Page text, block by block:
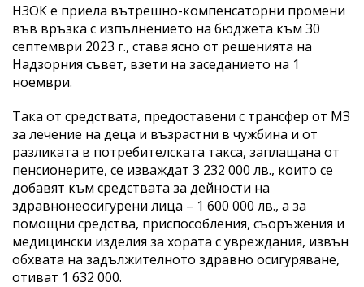
НЗОК е приела вътрешно-компенсаторни промени
във връзка с изпълнението на бюджета към 30
септември 2023 г., става ясно от решенията на
Надзорния съвет, взети на заседанието на 1
ноември.
Така от средствата, предоставени с трансфер от МЗ
за лечение на деца и възрастни в чужбина и от
разликата в потребителската такса, заплащана от
пенсионерите, се изваждат 3 232 000 лв., които се
добавят към средствата за дейности на
здравнонеосигурени лица – 1 600 000 лв., а за
помощни средства, приспособления, съоръжения и
медицински изделия за хората с увреждания, извън
обхвата на задължителното здравно осигуряване,
отиват 1 632 000.